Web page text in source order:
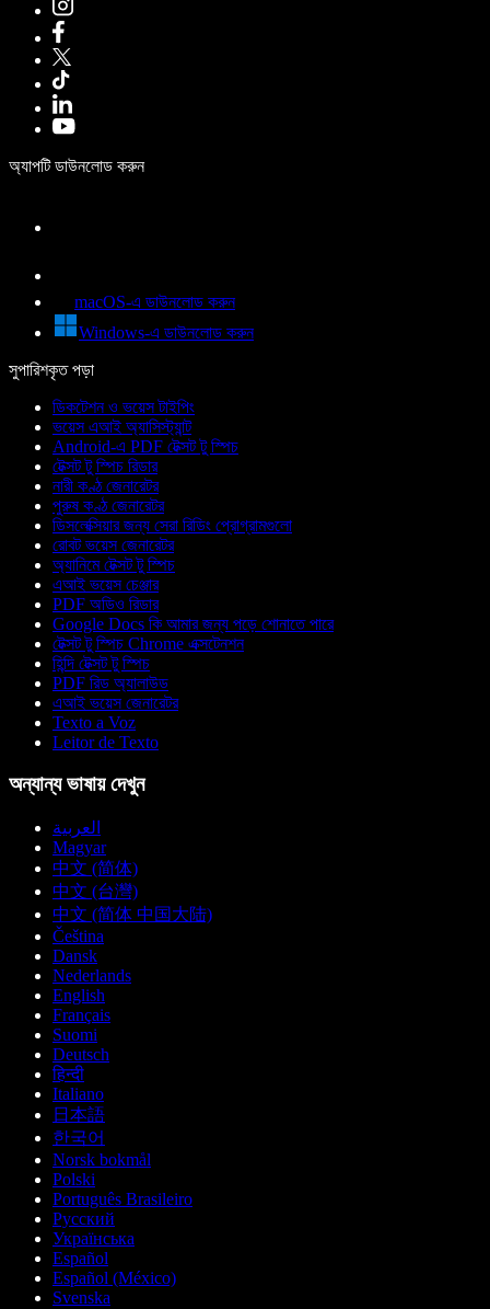
অ্যাপটি ডাউনলোড করুন
macOS-এ ডাউনলোড করুন
Windows-এ ডাউনলোড করুন
সুপারিশকৃত পড়া
ডিকটেশন ও ভয়েস টাইপিং
ভয়েস এআই অ্যাসিস্ট্যান্ট
Android-এ PDF টেক্সট টু স্পিচ
টেক্সট টু স্পিচ রিডার
নারী কণ্ঠ জেনারেটর
পুরুষ কণ্ঠ জেনারেটর
ডিসলেক্সিয়ার জন্য সেরা রিডিং প্রোগ্রামগুলো
রোবট ভয়েস জেনারেটর
অ্যানিমে টেক্সট টু স্পিচ
এআই ভয়েস চেঞ্জার
PDF অডিও রিডার
Google Docs কি আমার জন্য পড়ে শোনাতে পারে
টেক্সট টু স্পিচ Chrome এক্সটেনশন
হিন্দি টেক্সট টু স্পিচ
PDF রিড অ্যালাউড
এআই ভয়েস জেনারেটর
Texto a Voz
Leitor de Texto
অন্যান্য ভাষায় দেখুন
العربية
Magyar
中文 (简体)
中文 (台灣)
中文 (简体 中国大陆)
Čeština
Dansk
Nederlands
English
Français
Suomi
Deutsch
हिन्दी
Italiano
日本語
한국어
Norsk bokmål
Polski
Português Brasileiro
Русский
Українська
Español
Español (México)
Svenska